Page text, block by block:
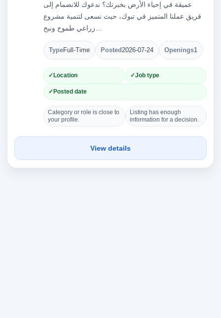
عميقة في إحياء الأرض بخبرتك؟ ندعوك للانضمام إلى
فريق عملنا المتميز في تبوك، حيث نسعى لتنمية مشروع
TypeFull-Time Posted2026-07-24 Openings1
Location Job type
Posted date
Category or role is close to
your profile.
Listing has enough
information for a decision.
View details